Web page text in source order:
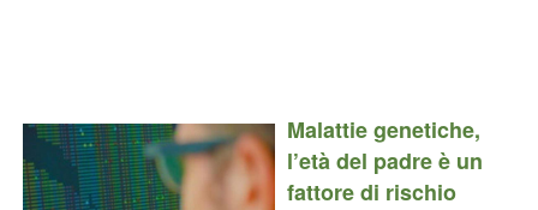
Malattie genetiche,
l’età del padre è un
fattore di rischio